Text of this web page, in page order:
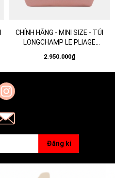
CHÍNH HÃNG - MINI SIZE - TÚI
LONGCHAMP LE PLIAGE
PINK TEA - Túi xách màu hồng
trà, hồng nude sữa
2.950.000₫
Đăng kí